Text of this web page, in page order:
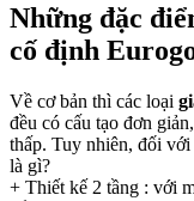
Những đặc
cố định
Về cơ bản thì các loại
đều có cấu tạo đơn
thấp. Tuy nhiên, đối với
là gì?
+ Thiết kế 2 tầng : với